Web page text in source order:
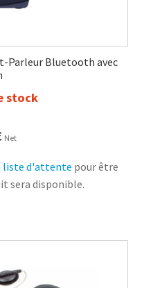
Parleur Bluetooth avec
stock
Net
liste d'attente pour être
sera disponible.